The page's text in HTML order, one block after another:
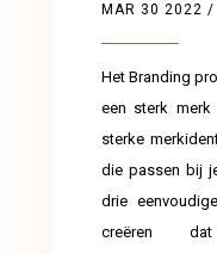
MAR 30 2022 /
Het Branding
een sterk merk
sterke
die passen bij
drie
creëren